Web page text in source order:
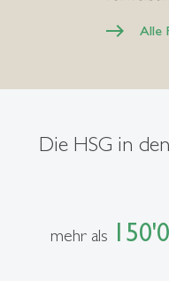
Alle
Die HSG in
mehr als